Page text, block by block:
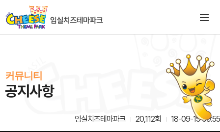
커뮤니티
공지사항
임실치즈테마파크 20,112회 18-09-19 09:55